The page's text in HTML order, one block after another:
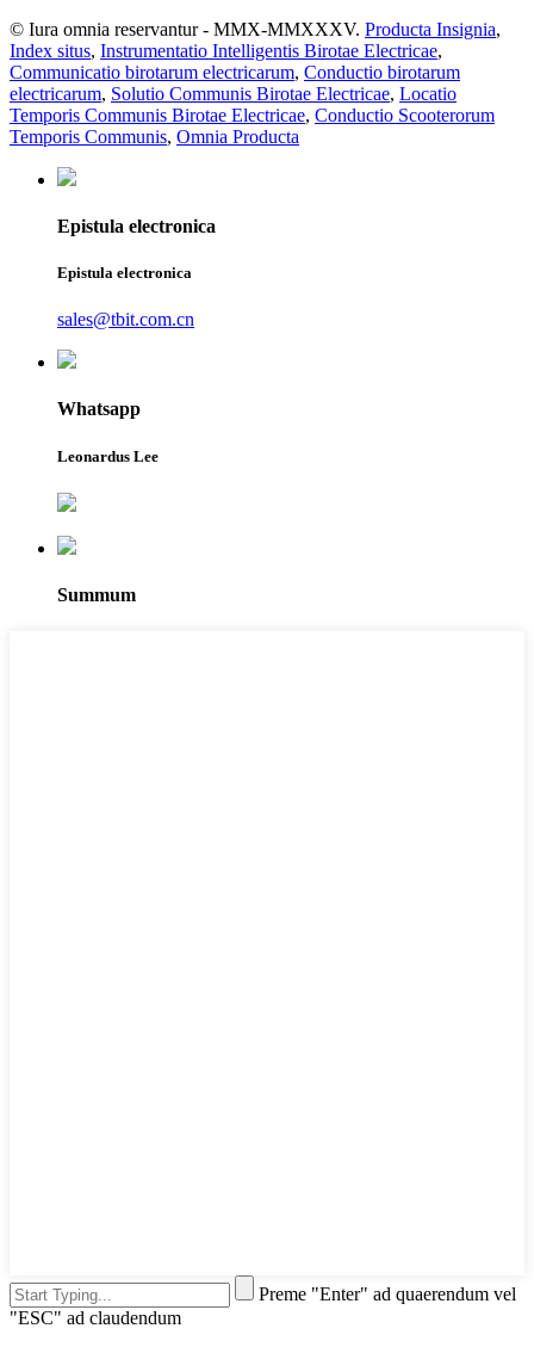
© Iura omnia reservantur - MMX-MMXXXV. Producta Insignia,
Index situs, Instrumentatio Intelligentis Birotae Electricae,
Communicatio birotarum electricarum, Conductio birotarum
electricarum, Solutio Communis Birotae Electricae, Locatio
Temporis Communis Birotae Electricae, Conductio Scooterorum
Temporis Communis, Omnia Producta
Epistula electronica
Epistula electronica
sales@tbit.com.cn
Whatsapp
Leonardus Lee
Summum
Preme "Enter" ad quaerendum vel
"ESC" ad claudendum